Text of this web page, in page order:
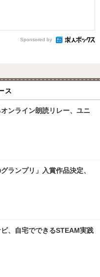
Sponsored by
ス
ンライン朗読リレー、ユニ
ランプリ」入賞作品決定、
ビ、自宅でできるSTEAM実践